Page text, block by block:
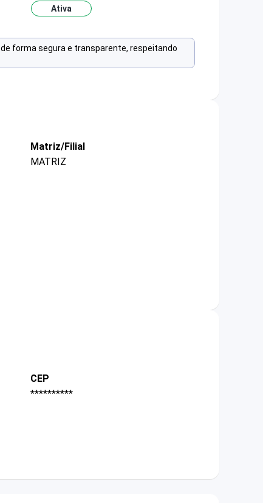
Ativa
forma segura e transparente, respeitando
Matriz/Filial
MATRIZ
CEP
**********